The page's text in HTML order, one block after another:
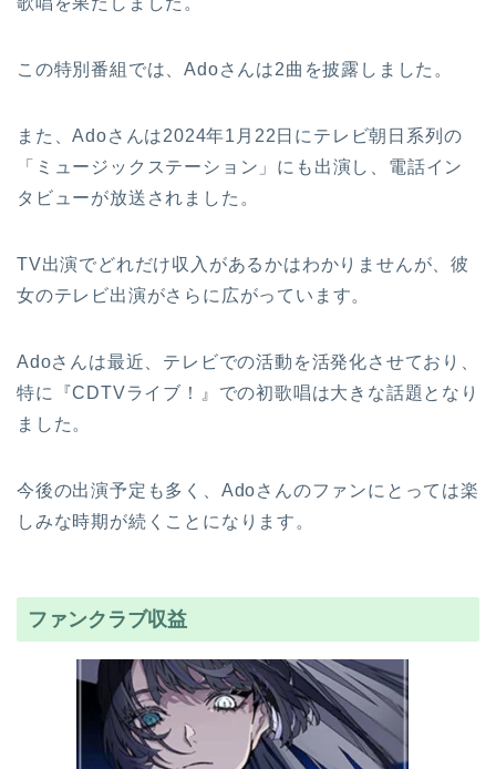
この特別番組では、Adoさんは2曲を披露しました。
また、Adoさんは2024年1月22日にテレビ朝日系列の
「ミュージックステーション」にも出演し、電話イン
タビューが放送されました。
TV出演でどれだけ収入があるかはわかりませんが、彼
女のテレビ出演がさらに広がっています。
Adoさんは最近、テレビでの活動を活発化させており、
特に『CDTVライブ！』での初歌唱は大きな話題となり
ました。
今後の出演予定も多く、Adoさんのファンにとっては楽
しみな時期が続くことになります。
ファンクラブ収益